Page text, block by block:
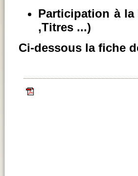
Participation à la
,Titres ...)
Ci-dessous la fiche